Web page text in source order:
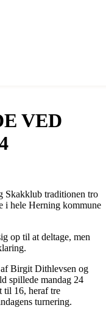
VED
Skakklub traditionen tro
i hele Herning kommune
op til at deltage, men
Birgit Dithlevsen og
spillede mandag 24
til 16, heraf tre
turnering.